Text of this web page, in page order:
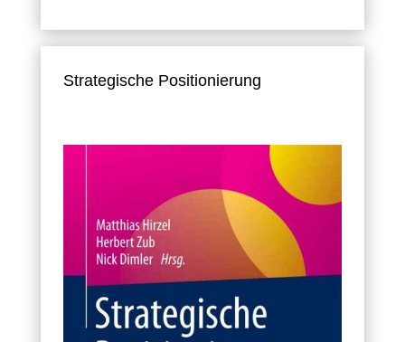
Strategische Positionierung